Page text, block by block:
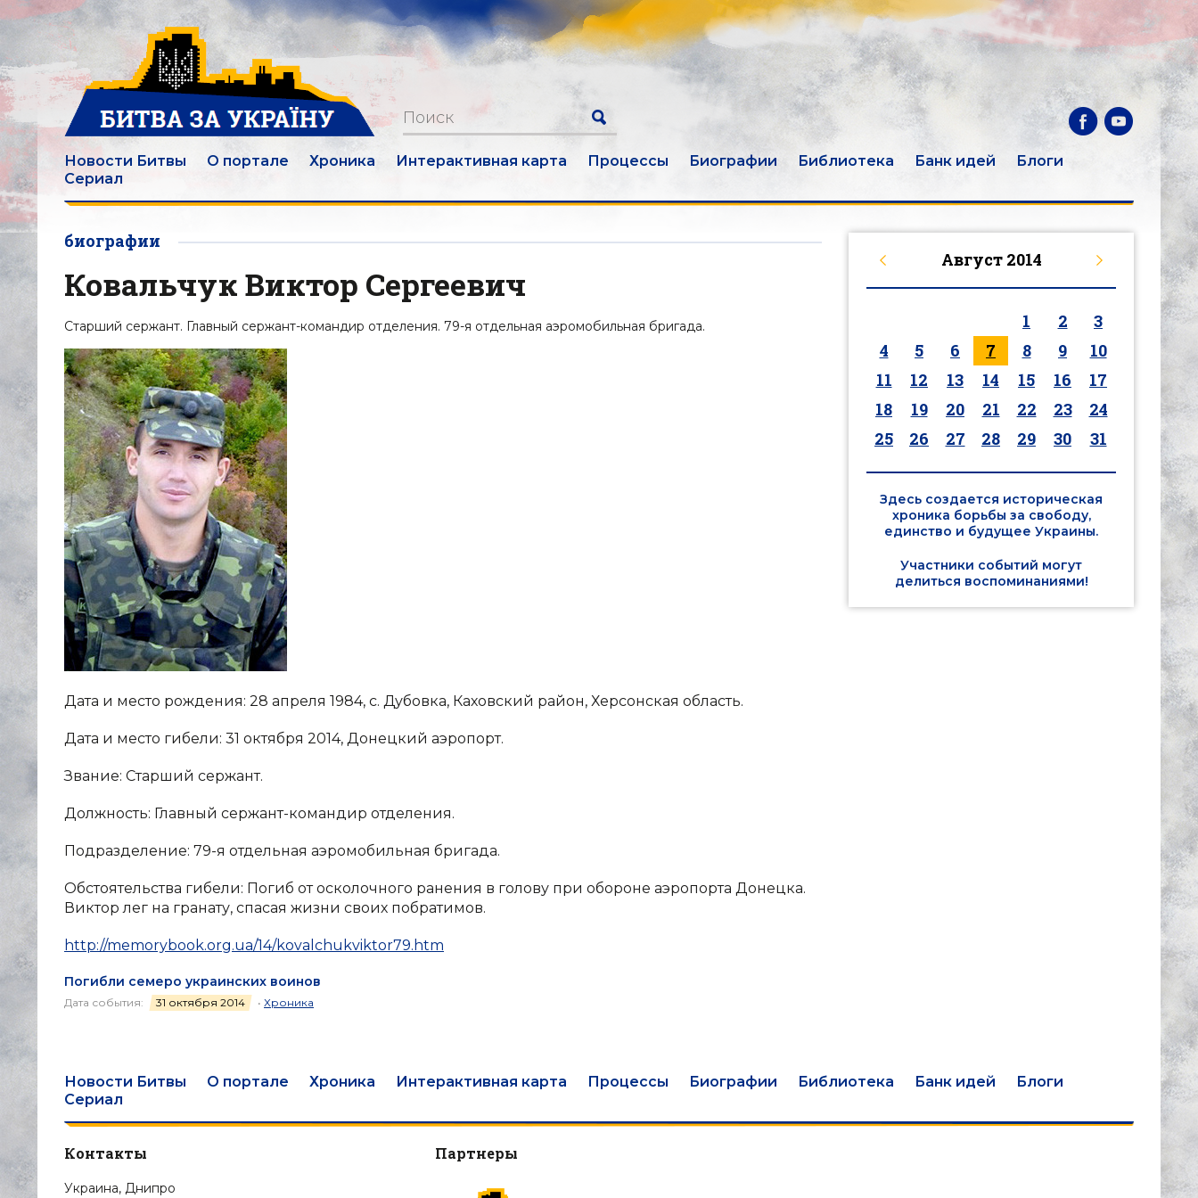
Новости Битвы О портале Хроника Интерактивная карта Процессы Биографии Библиотека Банк идей
Блоги
Сериал
биографии
Ковальчук Виктор Сергеевич
Старший сержант. Главный сержант-командир отделения. 79-я отдельная аэромобильная бригада.
Дата и место рождения: 28 апреля 1984, с. Дубовка, Каховский район, Херсонская область.
Дата и место гибели: 31 октября 2014, Донецкий аэропорт.
Звание: Старший сержант.
Должность: Главный сержант-командир отделения.
Подразделение: 79-я отдельная аэромобильная бригада.
Обстоятельства гибели: Погиб от осколочного ранения в голову при обороне аэропорта Донецка.
Виктор лег на гранату, спасая жизни своих побратимов.
http://memorybook.org.ua/14/kovalchukviktor79.htm
Погибли семеро украинских воинов
Дата события: 31 октября 2014 • Хроника
Август 2014
1 2
3
4
5 6 7 8 9
10
11
12 13 14 15 16
17
18
19 20 21 22 23
24
25
26 27 28 29 30 31
Здесь создается историческая
хроника борьбы за свободу,
единство и будущее Украины.
Участники событий могут
делиться воспоминаниями!
Новости Битвы О портале Хроника Интерактивная карта Процессы Биографии Библиотека Банк идей
Блоги
Сериал
Контакты
Украина, Днипро
Партнеры